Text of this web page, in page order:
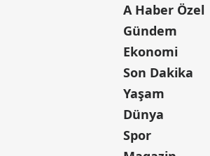
A Haber Özel
Gündem
Ekonomi
Son Dakika
Yaşam
Dünya
Spor